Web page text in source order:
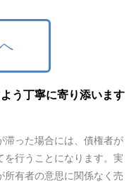
う丁寧に寄り添います
滞った場合には、債権者が
を行うことになります。実
所有者の意思に関係なく売